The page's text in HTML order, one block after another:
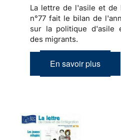
La lettre de l'asile et de
n°77 fait le bilan de
sur la politique d'asile
des migrants.
En savoir plus